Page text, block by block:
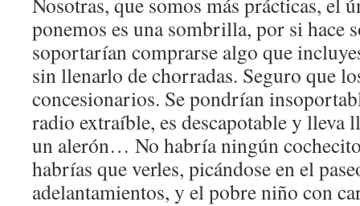
ponemos es una sombrilla, por si hace
soportarían comprarse algo que
sin llenarlo de chorradas. Seguro que
concesionarios. Se pondrían
radio extraíble, es descapotable y lleva
un alerón… No habría ningún
habrías que verles, picándose en el
adelantamientos, y el pobre niño con